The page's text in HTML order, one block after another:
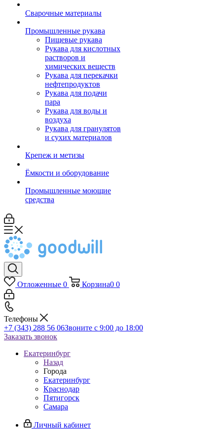
Сварочные материалы
Промышленные рукава
Пищевые рукава
Рукава для кислотных
растворов и
химических веществ
Рукава для перекачки
нефтепродуктов
Рукава для подачи
пара
Рукава для воды и
воздуха
Рукава для гранулятов
и сухих материалов
Крепеж и метизы
Ёмкости и оборудование
Промышленные моющие
средства
Отложенные 0 Корзина0 0
Телефоны
+7 (343) 288 56 06Звоните с 9:00 до 18:00
Заказать звонок
Екатеринбург
Назад
Города
Екатеринбург
Краснодар
Пятигорск
Самара
Личный кабинет